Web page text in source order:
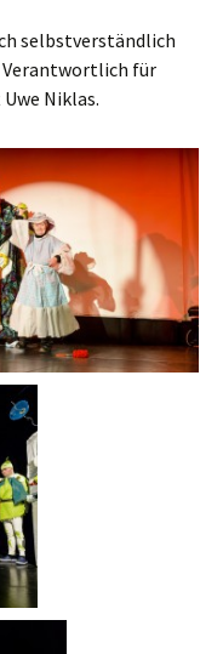
selbstverständlich
Verantwortlich für
Niklas.